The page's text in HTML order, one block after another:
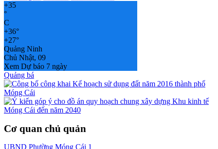
+35
°
C
+36°
+27°
Quảng Ninh
Chủ Nhật, 09
Xem Dự báo 7 ngày
Quảng bá
Cơ quan chủ quản
UBND Phường Móng Cái 1